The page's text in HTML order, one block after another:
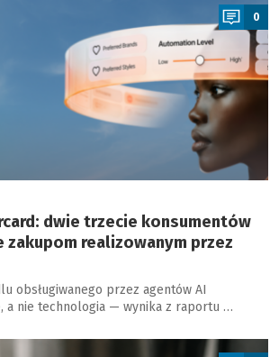
0
dwie trzecie konsumentów
zakupom realizowanym przez
obsługiwanego przez agentów AI
a nie technologia — wynika z raportu …